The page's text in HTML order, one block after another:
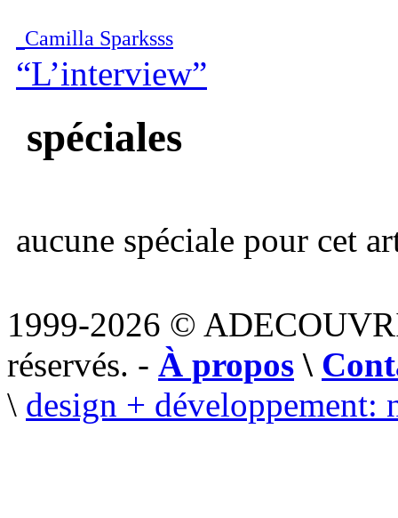
Camilla Sparksss
“L’interview”
spéciales
aucune spéciale pour cet
1999-2026 ©
réservés. - À propos \
\ design + développement: